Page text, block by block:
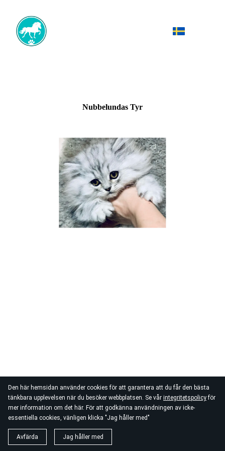
Den här hemsidan använder cookies för att garantera att du får den bästa
tänkbara upplevelsen när du besöker webbplatsen. Se vår integritetspolicyför
mer information om det här. För att godkänna användningen av icke-
essentiella cookies, vänligen klicka "Jag håller med"
Avfärda Jag håller med
Nubbelundas Tyr